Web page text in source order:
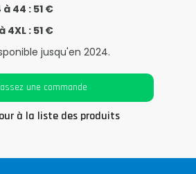
44 : 51 €
4XL : 51 €
jusqu'en 2024.
une commande
à la liste des produits